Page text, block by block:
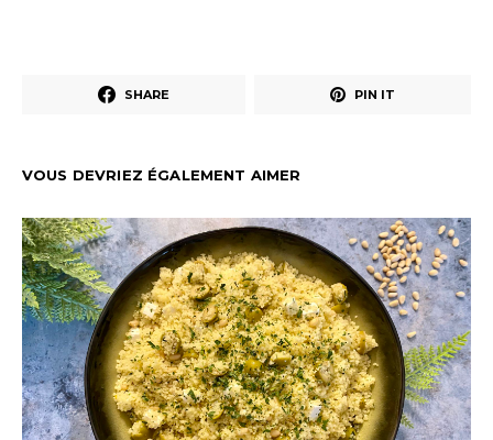
SHARE PIN IT
VOUS DEVRIEZ ÉGALEMENT AIMER